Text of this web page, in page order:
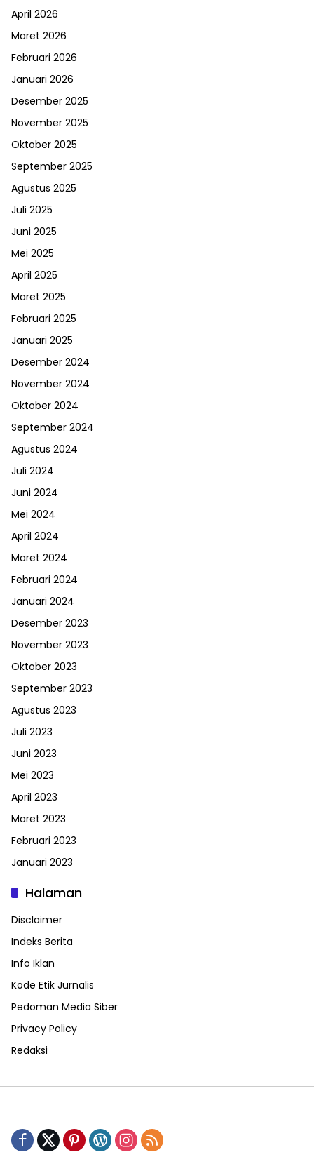
April 2026
Maret 2026
Februari 2026
Januari 2026
Desember 2025
November 2025
Oktober 2025
September 2025
Agustus 2025
Juli 2025
Juni 2025
Mei 2025
April 2025
Maret 2025
Februari 2025
Januari 2025
Desember 2024
November 2024
Oktober 2024
September 2024
Agustus 2024
Juli 2024
Juni 2024
Mei 2024
April 2024
Maret 2024
Februari 2024
Januari 2024
Desember 2023
November 2023
Oktober 2023
September 2023
Agustus 2023
Juli 2023
Juni 2023
Mei 2023
April 2023
Maret 2023
Februari 2023
Januari 2023
Halaman
Disclaimer
Indeks Berita
Info Iklan
Kode Etik Jurnalis
Pedoman Media Siber
Privacy Policy
Redaksi